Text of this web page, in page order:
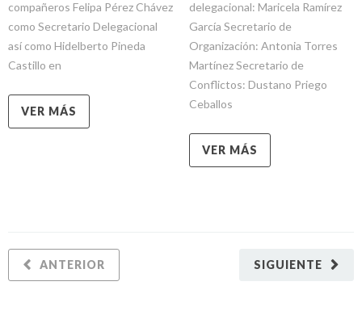
compañeros Felipa Pérez Chávez
como Secretario Delegacional
así como Hidelberto Pineda
Castillo en
VER MÁS
delegacional: Maricela Ramírez
García Secretario de
Organización: Antonia Torres
Martínez Secretario de
Conflictos: Dustano Priego
Ceballos
VER MÁS
SIGUIENTE
ANTERIOR